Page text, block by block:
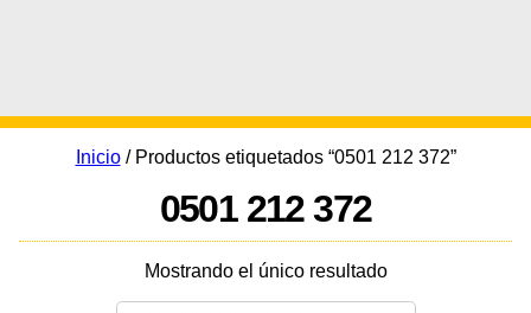
Inicio/ Productos etiquetados “0501 212 372”
0501 212 372
Mostrando el único resultado